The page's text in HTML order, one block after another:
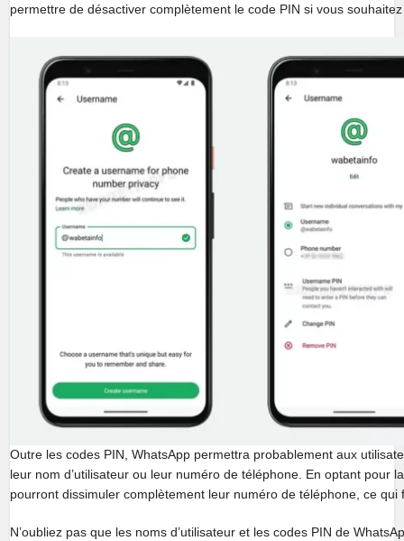
permettre de désactiver complètement le code PIN si vous
Outre les codes PIN, WhatsApp permettra probablement aux
leur nom d’utilisateur ou leur numéro de téléphone. En optant pour
pourront dissimuler complètement leur numéro de téléphone, ce
N’oubliez pas que les noms d’utilisateur et les codes PIN de